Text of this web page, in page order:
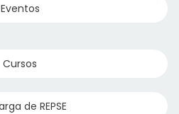
Eventos
Cursos
de REPSE